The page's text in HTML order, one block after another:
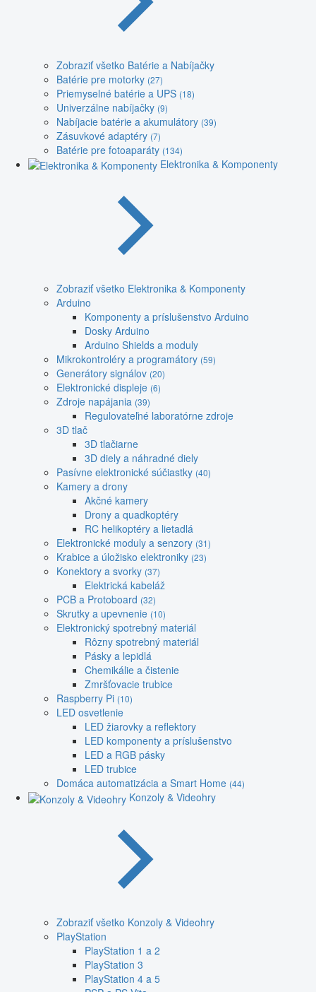
Zobraziť všetko Batérie a Nabíjačky
Batérie pre motorky (27)
Priemyselné batérie a UPS (18)
Univerzálne nabíjačky (9)
Nabíjacie batérie a akumulátory (39)
Zásuvkové adaptéry (7)
Batérie pre fotoaparáty (134)
Elektronika & Komponenty
Zobraziť všetko Elektronika & Komponenty
Arduino
Komponenty a príslušenstvo Arduino
Dosky Arduino
Arduino Shields a moduly
Mikrokontroléry a programátory (59)
Generátory signálov (20)
Elektronické displeje (6)
Zdroje napájania (39)
Regulovateľné laboratórne zdroje
3D tlač
3D tlačiarne
3D diely a náhradné diely
Pasívne elektronické súčiastky (40)
Kamery a drony
Akčné kamery
Drony a quadkoptéry
RC helikoptéry a lietadlá
Elektronické moduly a senzory (31)
Krabice a úložisko elektroniky (23)
Konektory a svorky (37)
Elektrická kabeláž
PCB a Protoboard (32)
Skrutky a upevnenie (10)
Elektronický spotrebný materiál
Rôzny spotrebný materiál
Pásky a lepidlá
Chemikálie a čistenie
Zmršťovacie trubice
Raspberry Pi (10)
LED osvetlenie
LED žiarovky a reflektory
LED komponenty a príslušenstvo
LED a RGB pásky
LED trubice
Domáca automatizácia a Smart Home (44)
Konzoly & Videohry
Zobraziť všetko Konzoly & Videohry
PlayStation
PlayStation 1 a 2
PlayStation 3
PlayStation 4 a 5